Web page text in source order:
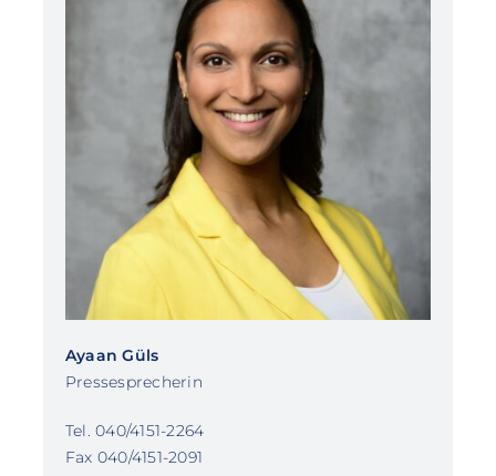
Ayaan Güls
Pressesprecherin
Tel. 040/4151-2264
Fax 040/4151-2091